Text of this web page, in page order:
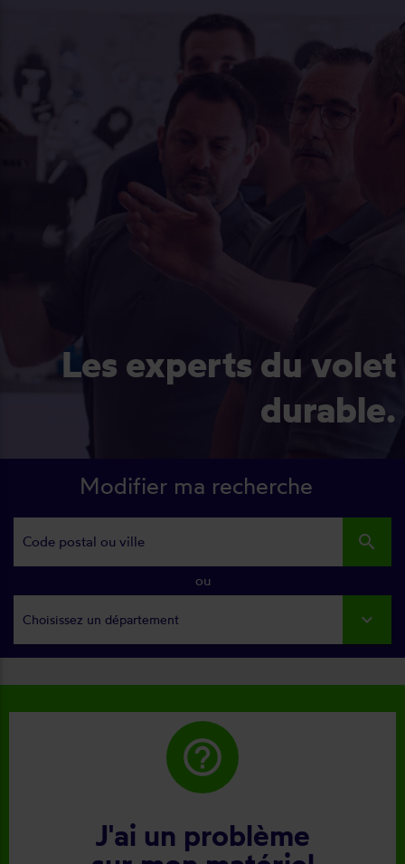
Les experts du volet
durable.
Modifier ma recherche
search
ou
Choisissez un département
help_outline
J'ai un problème